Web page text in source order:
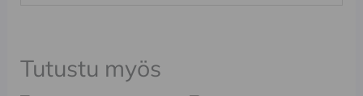
Tutustu myös